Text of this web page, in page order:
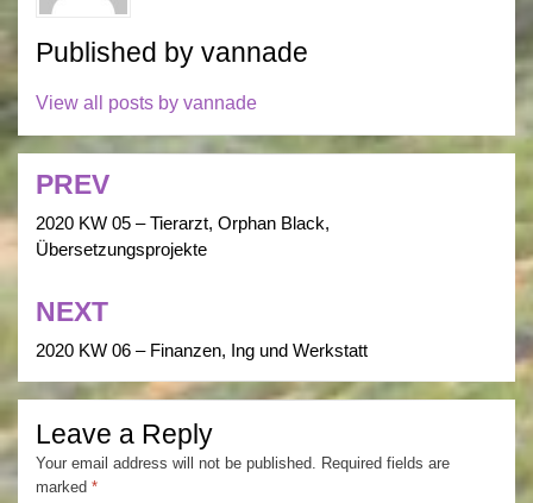
Published by vannade
View all posts by vannade
Post
navigation
PREV
2020 KW 05 – Tierarzt, Orphan Black,
Übersetzungsprojekte
NEXT
2020 KW 06 – Finanzen, Ing und Werkstatt
Leave a Reply
Your email address will not be published. Required fields are
marked *